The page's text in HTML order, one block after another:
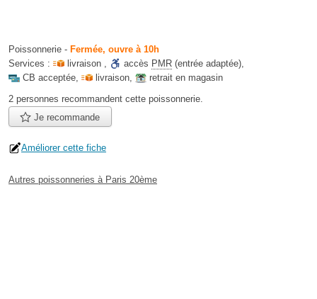
Poissonnerie - Fermée, ouvre à 10h
Services :
livraison , accès PMR (entrée adaptée),
CB acceptée, livraison,
retrait en magasin
2 personnes recommandent cette poissonnerie.
Je recommande
Améliorer cette fiche
Autres poissonneries à Paris 20ème